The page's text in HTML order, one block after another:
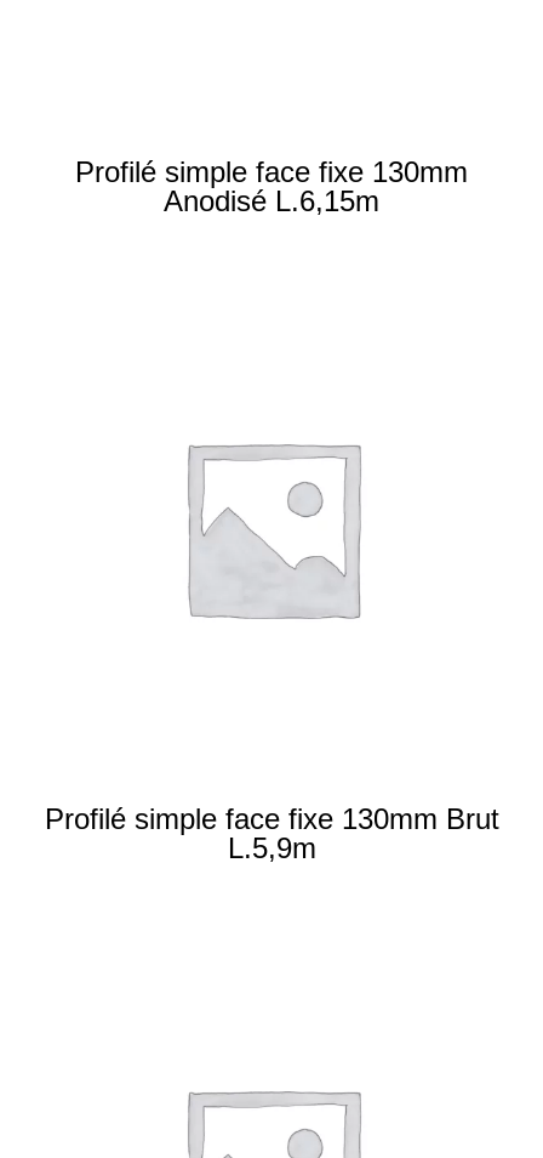
Profilé simple face fixe 130mm
Anodisé L.6,15m
Profilé simple face fixe 130mm Brut
L.5,9m